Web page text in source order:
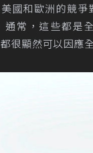
國和歐洲的競爭
通常，這些都是
很顯然可以因應